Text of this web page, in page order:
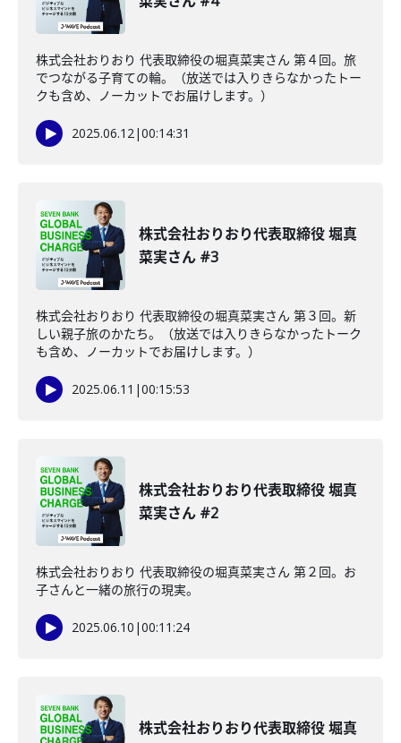
株式会社おりおり 代表取締役の堀真菜実さん 第４回。旅
でつながる子育ての輪。（放送では入りきらなかったトー
クも含め、ノーカットでお届けします。）
2025.06.12|00:14:31
株式会社おりおり代表取締役 堀真
菜実さん #3
株式会社おりおり 代表取締役の堀真菜実さん 第３回。新
しい親子旅のかたち。（放送では入りきらなかったトーク
も含め、ノーカットでお届けします。）
2025.06.11 |00:15:53
株式会社おりおり代表取締役 堀真
菜実さん #2
株式会社おりおり 代表取締役の堀真菜実さん 第２回。お
子さんと一緒の旅行の現実。
2025.06.10 |00:11:24
株式会社おりおり代表取締役 堀真